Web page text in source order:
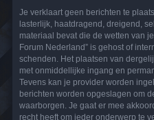
Je verklaart geen berichten te
lasterlijk, haatdragend, dreigend,
materiaal bevat die de wetten van
Forum Nederland” is gehost of
schenden. Het plaatsen van
met onmiddellijke ingang en
Tevens kan je provider worden
berichten worden opgeslagen om
waarborgen. Je gaat er mee
recht heeft om ieder onderwerp te